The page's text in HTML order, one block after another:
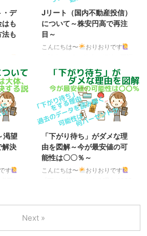
それ
短期
・20
まし
を通じた募集を禁止すること。
（募集適正基準の改正）【令和7
年10月1日から適用】 ・ 「区域
内での工程が製造等ではなく製品
域内で提供される宿泊等の役務」
について、当該地方団体で生じた
付加価値や、地域との関連性をよ
り重視し ...
・デ
はも
法も
高齢
年金、
物価高
段とし
す。
実に
上す
将来
資産
25年
Jリート（国内不動産投信）
について～株安円高で再注
目～
こんにちは〜
おりおりです
な株式に代わって、新たな投資先
として一部で注目され始めている
のが国内の不動産投信、いわゆる
J-REIT（Jリート）です。 名前は
聞いた事がある人が多いと思いま
すが、近年は投資信託（投信）と
言えば株式のインデックスファン
ドが当たり前で、同じように証券
会社で売買できる（NISA（成長
投資枠）の対象になっているもの
もある）事を知らなかった人も少
渇望
解決
す
らに加
「下がり待ち」がダメな理
由を図解～今が最安値の可
能性は〇〇％～
こんにちは〜
おりおりです
もっと下がるまで（投資をするの
は）待った方が良い、というもの
Next »